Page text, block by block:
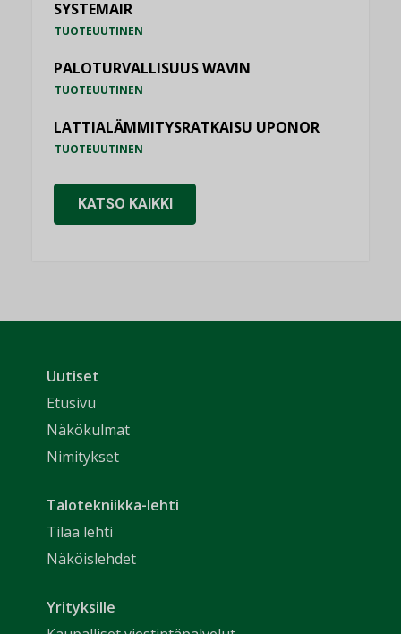
SYSTEMAIR
TUOTEUUTINEN
PALOTURVALLISUUS WAVIN
TUOTEUUTINEN
LATTIALÄMMITYSRATKAISU UPONOR
TUOTEUUTINEN
KATSO KAIKKI
Uutiset
Etusivu
Näkökulmat
Nimitykset
Talotekniikka-lehti
Tilaa lehti
Näköislehdet
Yrityksille